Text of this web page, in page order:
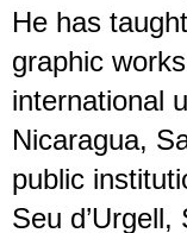
He has
graphic
international
Nicaragua,
public
Seu